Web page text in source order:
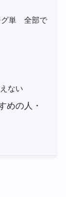
グ単 全部で
ない
めの人・